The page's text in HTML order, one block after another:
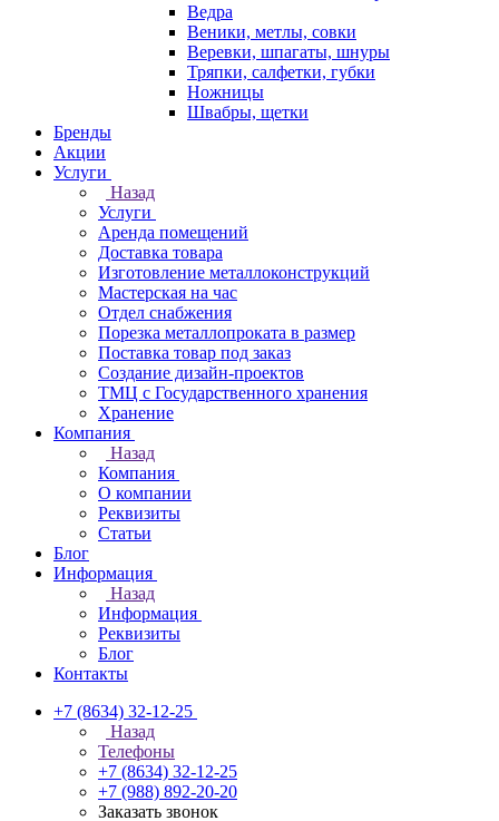
Ведра
Веники, метлы, совки
Веревки, шпагаты, шнуры
Тряпки, салфетки, губки
Ножницы
Швабры, щетки
Бренды
Акции
Услуги
Назад
Услуги
Аренда помещений
Доставка товара
Изготовление металлоконструкций
Мастерская на час
Отдел снабжения
Порезка металлопроката в размер
Поставка товар под заказ
Создание дизайн-проектов
ТМЦ с Государственного хранения
Хранение
Компания
Назад
Компания
О компании
Реквизиты
Статьи
Блог
Информация
Назад
Информация
Реквизиты
Блог
Контакты
+7 (8634) 32-12-25
Назад
Телефоны
+7 (8634) 32-12-25
+7 (988) 892-20-20
Заказать звонок